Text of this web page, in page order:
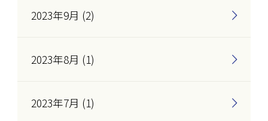
2023年9月 (2)
2023年8月 (1)
2023年7月 (1)